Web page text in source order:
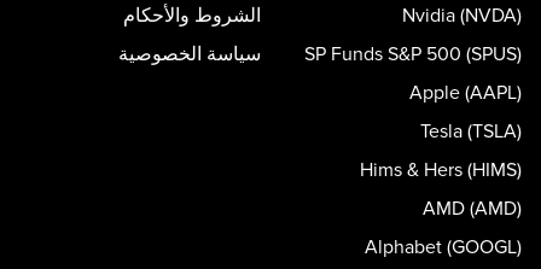
Nvidia (NVDA)
SP Funds S&P 500 (SPUS)
Apple (AAPL)
Tesla (TSLA)
Hims & Hers (HIMS)
AMD (AMD)
Alphabet (GOOGL)
الشروط والأحكام
سياسة الخصوصية